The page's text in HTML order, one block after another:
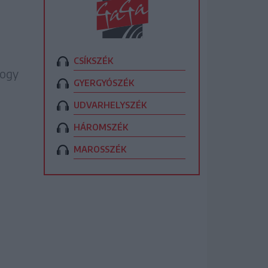
CSÍKSZÉK
GYERGYÓSZÉK
UDVARHELYSZÉK
HÁROMSZÉK
MAROSSZÉK